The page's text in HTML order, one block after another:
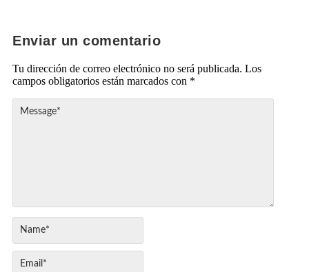
Enviar un comentario
Tu dirección de correo electrónico no será publicada. Los
campos obligatorios están marcados con *